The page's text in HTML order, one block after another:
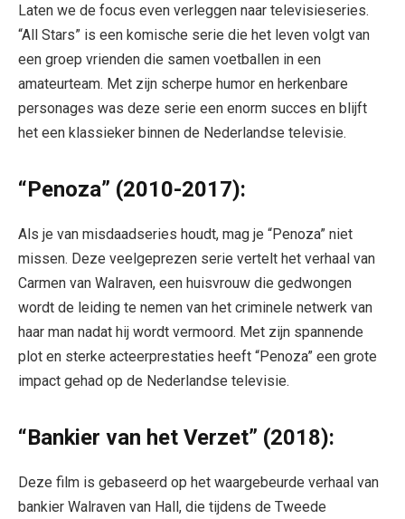
Laten we de focus even verleggen naar televisieseries.
“All Stars” is een komische serie die het leven volgt van
een groep vrienden die samen voetballen in een
amateurteam. Met zijn scherpe humor en herkenbare
personages was deze serie een enorm succes en blijft
het een klassieker binnen de Nederlandse televisie.
“Penoza” (2010-2017):
Als je van misdaadseries houdt, mag je “Penoza” niet
missen. Deze veelgeprezen serie vertelt het verhaal van
Carmen van Walraven, een huisvrouw die gedwongen
wordt de leiding te nemen van het criminele netwerk van
haar man nadat hij wordt vermoord. Met zijn spannende
plot en sterke acteerprestaties heeft “Penoza” een grote
impact gehad op de Nederlandse televisie.
“Bankier van het Verzet” (2018):
Deze film is gebaseerd op het waargebeurde verhaal van
bankier Walraven van Hall, die tijdens de Tweede